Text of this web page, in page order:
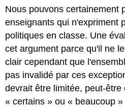
Nous pouvons certainement
enseignants qui n'expriment
politiques en classe. Une
cet argument parce qu'il ne
clair cependant que
pas invalidé par ces
devrait être limitée, peut-être
« certains » ou « beaucoup